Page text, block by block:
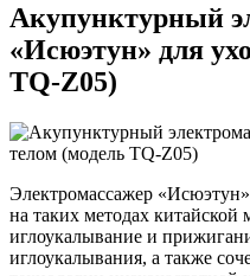
Акупунктурный
«Исюэтун» для
TQ-Z05)
Электромассажер
на таких методах
иглоукалывание и
иглоукалывания, а также